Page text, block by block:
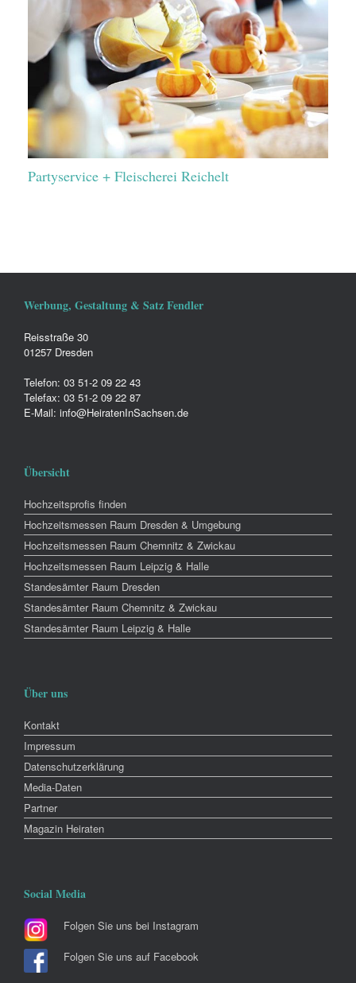
Partyservice + Fleischerei Reichelt
Werbung, Gestaltung & Satz Fendler
Reisstraße 30
01257 Dresden
Telefon: 03 51-2 09 22 43
Telefax: 03 51-2 09 22 87
E-Mail: info@HeiratenInSachsen.de
Übersicht
Hochzeitsprofis finden
Hochzeitsmessen Raum Dresden & Umgebung
Hochzeitsmessen Raum Chemnitz & Zwickau
Hochzeitsmessen Raum Leipzig & Halle
Standesämter Raum Dresden
Standesämter Raum Chemnitz & Zwickau
Standesämter Raum Leipzig & Halle
Über uns
Kontakt
Impressum
Datenschutzerklärung
Media-Daten
Partner
Magazin Heiraten
Social Media
Folgen Sie uns bei Instagram
Folgen Sie uns auf Facebook